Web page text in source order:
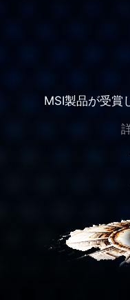
MSI製品が受賞